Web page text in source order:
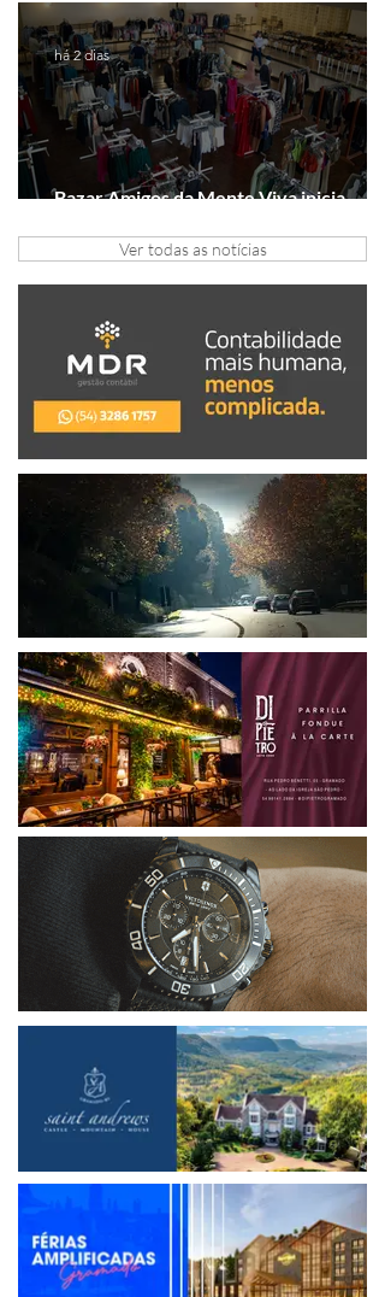
Série A2
Bazar Amigos da Mente Viva inicia
há 2 dias
Ver todas as notícias